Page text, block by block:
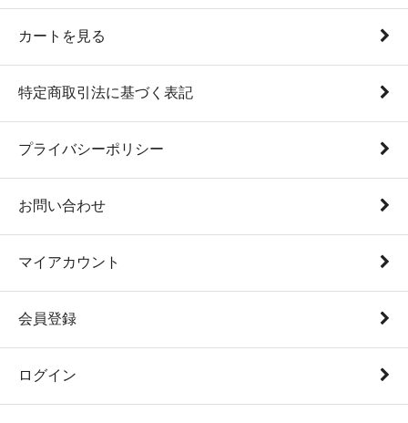
カートを見る
特定商取引法に基づく表記
プライバシーポリシー
お問い合わせ
マイアカウント
会員登録
ログイン